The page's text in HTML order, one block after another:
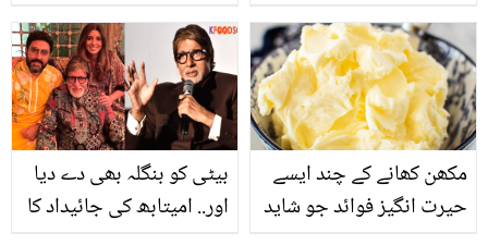
گھریلو نسخوں سے بچوں
میں زکام کا آسان علاج
گھر میں رکھنے سے مچھر
نہیں آتے؟
بیٹی کو بنگلہ بھی دے دیا
اور.. امیتابھ کی جائیداد کا
مکھن کھانے کے چند ایسے
حیرت انگیز فوائد جو شاید